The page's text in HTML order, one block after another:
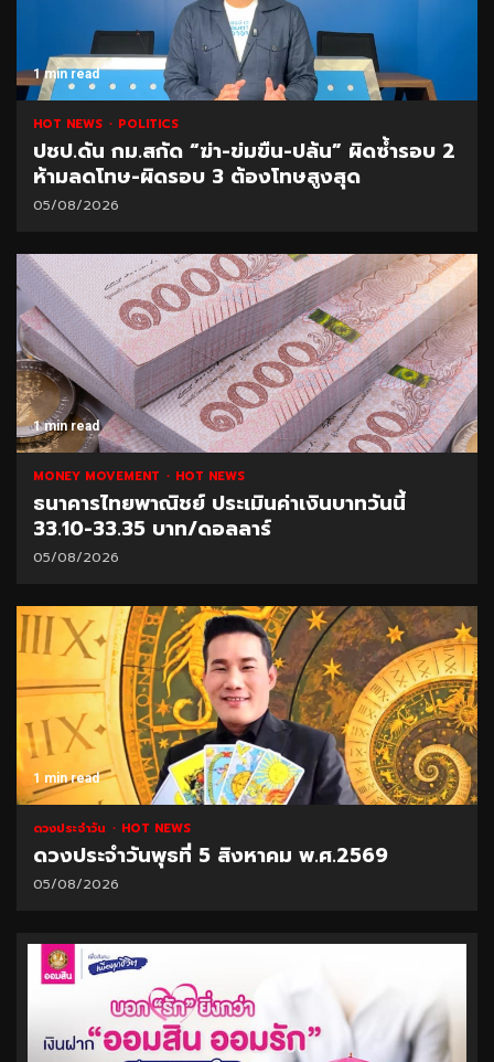
1 min read
HOT NEWS POLITICS
ปชป.ดัน กม.สกัด “ฆ่า-ข่มขืน-ปล้น” ผิดซ้ำรอบ 2
ห้ามลดโทษ-ผิดรอบ 3 ต้องโทษสูงสุด
05/08/2026
1 min read
MONEY MOVEMENT HOT NEWS
ธนาคารไทยพาณิชย์ ประเมินค่าเงินบาทวันนี้
33.10-33.35 บาท/ดอลลาร์
05/08/2026
1 min read
ดวงประจำวัน HOT NEWS
ดวงประจำวันพุธที่ 5 สิงหาคม พ.ศ.2569
05/08/2026